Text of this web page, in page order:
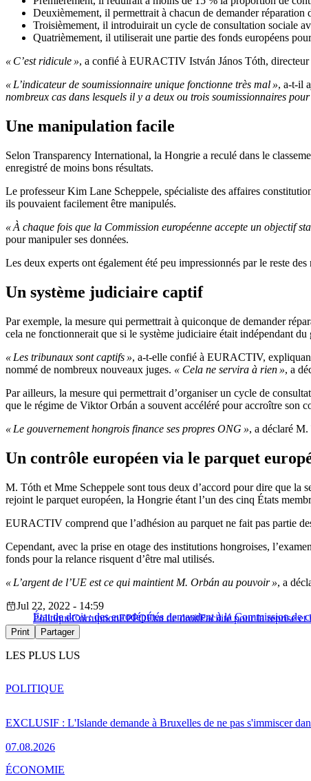
Deuxièmement, il permettrait à chacun de demander
Troisièmement, il introduirait un cycle de consultation sociale
Quatrièmement, il utiliserait une partie des fonds européens
« C’est ridicule », a confié à EURACTIV István János Tóth, directeur
« L’indicateur de soumissionnaire unique fonctionne très mal », a-t-il
nombreux cas dans lesquels il y a deux ou trois soumissionnaires
Une manipulation facile
Selon Transparency International, la Hongrie a reculé dans le
enregistré de moins bons résultats.
Le professeur Kim Lane Scheppele, spécialiste des affaires
ils pouvaient facilement être manipulés.
« À chaque fois que la Commission européenne accepte un objectif
pour manipuler ses données.
Les deux experts ont également été peu impressionnés par le reste
Un système judiciaire captif
Par exemple, la mesure qui permettrait à quiconque de demander
cela ne fonctionnerait que si le système judiciaire était indépendant
« Les tribunaux sont captifs », a-t-elle confié à EURACTIV,
nommé de nombreux nouveaux juges. « Cela ne servira à rien », a
Par ailleurs, la mesure qui permettrait d’organiser un cycle de
que le régime de Viktor Orbán a souvent accéléré pour accroître son
« Le gouvernement hongrois finance ses propres ONG », a déclaré
Un contrôle européen via le parquet
M. Tóth et Mme Scheppele sont tous deux d’accord pour dire que la
rejoint le parquet européen, la Hongrie étant l’un des cinq États
EURACTIV comprend que l’adhésion au parquet ne fait pas partie
Cependant, avec la prise en otage des institutions hongroises,
fonds pour la relance risquent d’être mal utilisés.
« L’argent de l’UE est ce qui maintient M. Orbán au pouvoir », a
État de droit : des eurodéputés demandent à la Commission de
Jul 22, 2022 - 14:59
PolitiqueCorruptionEPPOÉtat de droitFacilité pour la reprise et
Print Partager
LES PLUS LUS
EXCLUSIF : L'Islande demande à Bruxelles de ne pas s'immiscer
07.08.2026
POLITIQUE
ÉCONOMIE